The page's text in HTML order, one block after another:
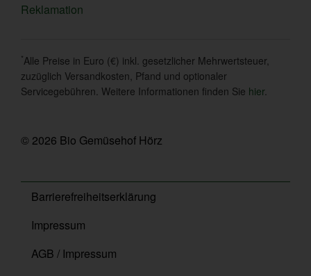
Reklamation
*Alle Preise in Euro (€) inkl. gesetzlicher Mehrwertsteuer,
zuzüglich Versandkosten, Pfand und optionaler
Servicegebühren. Weitere Informationen finden Sie hier
© 2026 Bio Gemüsehof Hörz
Barrierefreiheitserklärung
Impressum
AGB / Impressum